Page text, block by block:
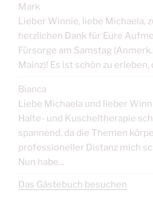
Mark
Lieber Winnie, liebe Michaela,
herzlichen Dank für Eure
Fürsorge am Samstag
Mainz)! Es ist schön zu erleben,
Bianca
Liebe Michaela und lieber
Halte- und Kuscheltherapie
spannend, da die Themen
professioneller Distanz mich
Nun habe...
Das Gästebuch besuchen